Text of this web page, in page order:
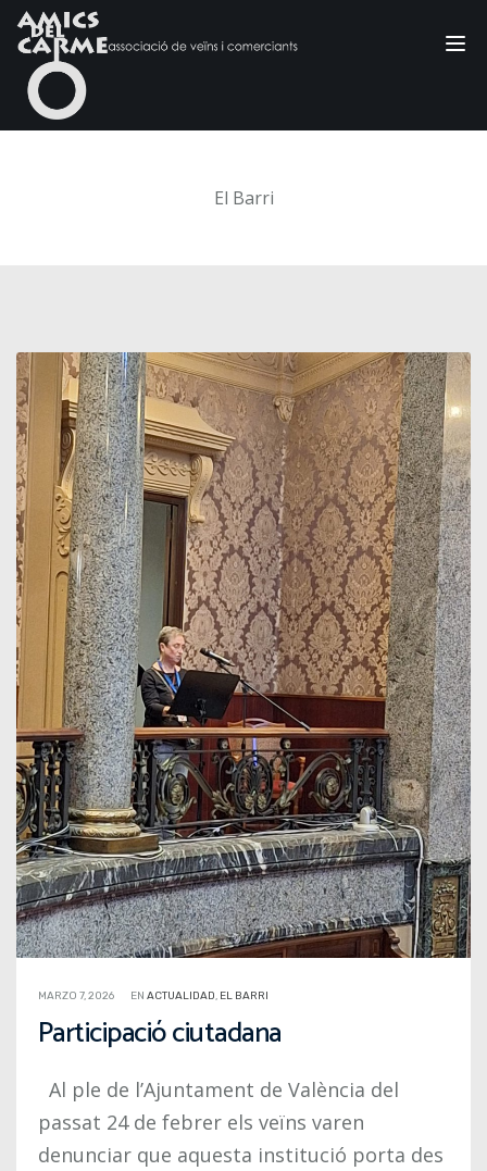
El Barri
MARZO 7, 2026 EN ACTUALIDAD, EL BARRI
Participació ciutadana
Al ple de l’Ajuntament de València del
passat 24 de febrer els veïns varen
denunciar que aquesta institució porta des